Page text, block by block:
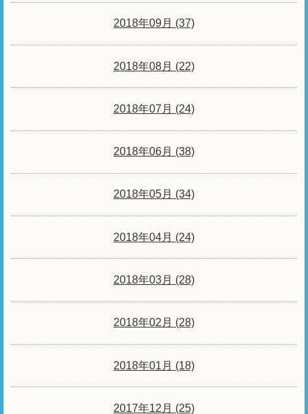
2018年09月 (37)
2018年08月 (22)
2018年07月 (24)
2018年06月 (38)
2018年05月 (34)
2018年04月 (24)
2018年03月 (28)
2018年02月 (28)
2018年01月 (18)
2017年12月 (25)